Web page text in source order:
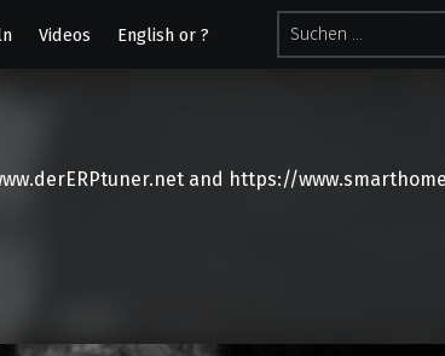
Suchen nach:
Videos English or ?
and https://